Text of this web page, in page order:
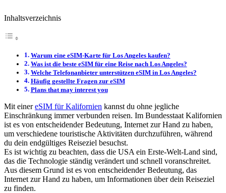
Inhaltsverzeichnis
Warum eine eSIM-Karte für Los Angeles kaufen?
Was ist die beste eSIM für eine Reise nach Los Angeles?
Welche Telefonanbieter unterstützen eSIM in Los Angeles?
Häufig gestellte Fragen zur eSIM
Plans that may interest you
Mit einereSIM für Kalifornien kannst du ohne jegliche
Einschränkung immer verbunden reisen. Im Bundesstaat Kalifornien
ist es von entscheidender Bedeutung, Internet zur Hand zu haben,
um verschiedene touristische Aktivitäten durchzuführen, während
du dein endgültiges Reiseziel besuchst.
Es ist wichtig zu beachten, dass die USA ein Erste-Welt-Land sind,
das die Technologie ständig verändert und schnell voranschreitet.
Aus diesem Grund ist es von entscheidender Bedeutung, das
Internet zur Hand zu haben, um Informationen über dein Reiseziel
zu finden.